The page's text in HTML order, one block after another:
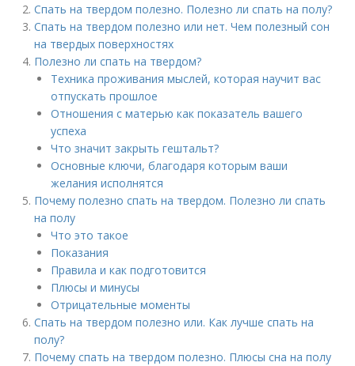
Спать на твердом полезно. Полезно ли спать на полу?
Спать на твердом полезно или нет. Чем полезный сон
на твердых поверхностях
Полезно ли спать на твердом?
Техника проживания мыслей, которая научит вас
отпускать прошлое
Отношения с матерью как показатель вашего
успеха
Что значит закрыть гештальт?
Основные ключи, благодаря которым ваши
желания исполнятся
Почему полезно спать на твердом. Полезно ли спать
на полу
Что это такое
Показания
Правила и как подготовится
Плюсы и минусы
Отрицательные моменты
Спать на твердом полезно или. Как лучше спать на
полу?
Почему спать на твердом полезно. Плюсы сна на полу